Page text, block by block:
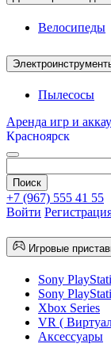
Велосипеды
Пылесосы
Аренда игр и
Красноярск
+7 (967) 555 41 55
Войти
Игровые
Sony
Sony
Xbox Series
VR (
Аксессуары